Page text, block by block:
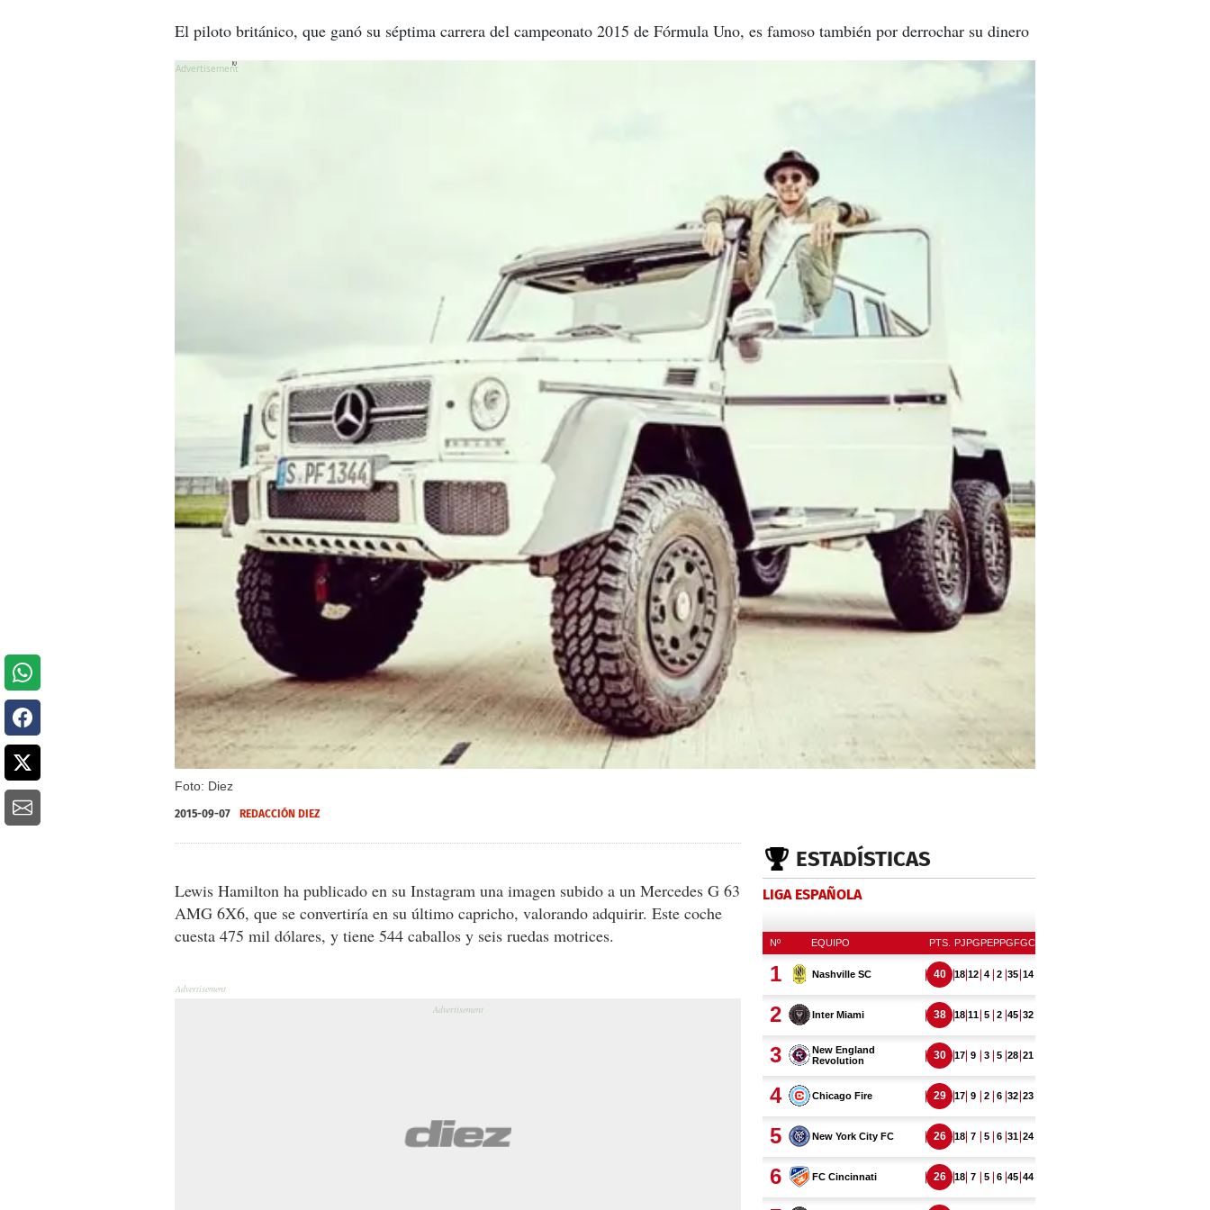
El piloto británico, que ganó su séptima carrera del campeonato 2015 de Fórmula Uno, es famoso también por derrochar su dinero
Foto: Diez
X
X
2015-09-07 REDACCIÓN DIEZ
Lewis Hamilton ha publicado en su Instagram una imagen subido a un Mercedes G 63
AMG 6X6, que se convertiría en su último capricho, valorando adquirir. Este coche
cuesta 475 mil dólares, y tiene 544 caballos y seis ruedas motrices.
ESTADÍSTICAS
LIGA ESPAÑOLA